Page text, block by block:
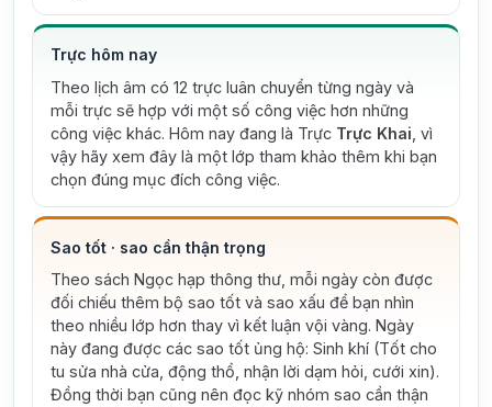
Trực hôm nay
Theo lịch âm có 12 trực luân chuyển từng ngày và
mỗi trực sẽ hợp với một số công việc hơn những
công việc khác. Hôm nay đang là Trực Trực Khai , vì
vậy hãy xem đây là một lớp tham khảo thêm khi bạn
chọn đúng mục đích công việc.
Sao tốt · sao cần thận trọng
Theo sách Ngọc hạp thông thư, mỗi ngày còn được
đối chiếu thêm bộ sao tốt và sao xấu để bạn nhìn
theo nhiều lớp hơn thay vì kết luận vội vàng. Ngày
này đang được các sao tốt ủng hộ: Sinh khí (Tốt cho
tu sửa nhà cửa, động thổ, nhận lời dạm hỏi, cưới xin).
Đồng thời bạn cũng nên đọc kỹ nhóm sao cần thận